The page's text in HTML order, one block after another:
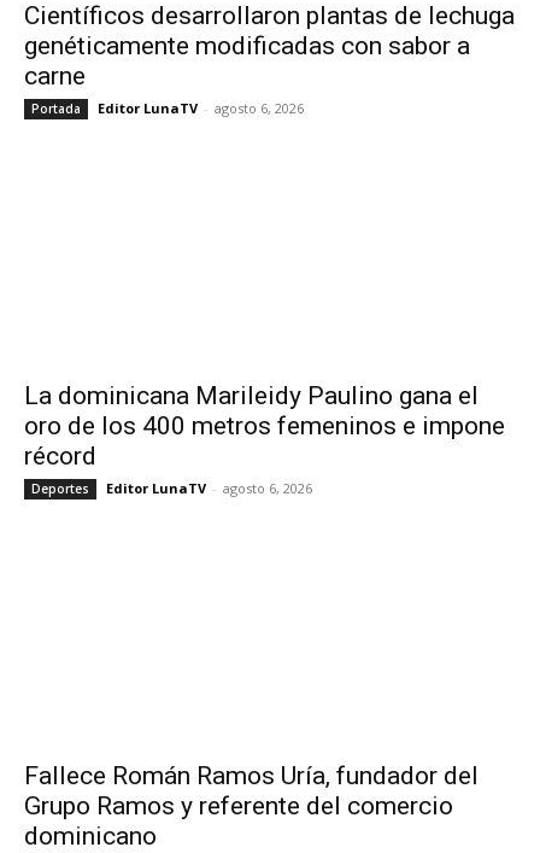
Científicos desarrollaron plantas de lechuga
genéticamente modificadas con sabor a
carne
Portada Editor LunaTV - agosto 6, 2026
La dominicana Marileidy Paulino gana el
oro de los 400 metros femeninos e impone
récord
Deportes Editor LunaTV - agosto 6, 2026
Fallece Román Ramos Uría, fundador del
Grupo Ramos y referente del comercio
dominicano